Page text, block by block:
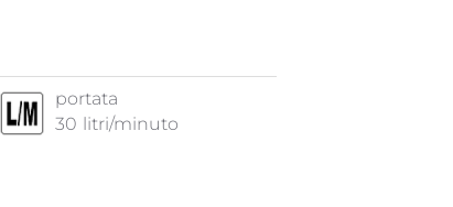
portata
30 litri/minuto